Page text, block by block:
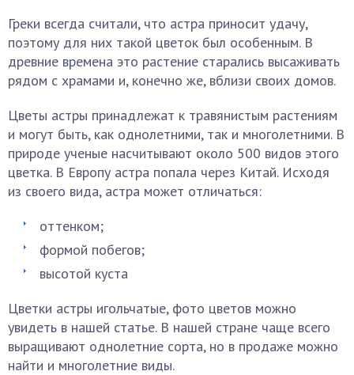
Греки всегда считали, что астра приносит удачу,
поэтому для них такой цветок был особенным. В
древние времена это растение старались высаживать
рядом с храмами и, конечно же, вблизи своих домов.
Цветы астры принадлежат к травянистым растениям
и могут быть, как однолетними, так и многолетними. В
природе ученые насчитывают около 500 видов этого
цветка. В Европу астра попала через Китай. Исходя
из своего вида, астра может отличаться:
оттенком;
формой побегов;
высотой куста
Цветки астры игольчатые, фото цветов можно
увидеть в нашей статье. В нашей стране чаще всего
выращивают однолетние сорта, но в продаже можно
найти и многолетние виды.